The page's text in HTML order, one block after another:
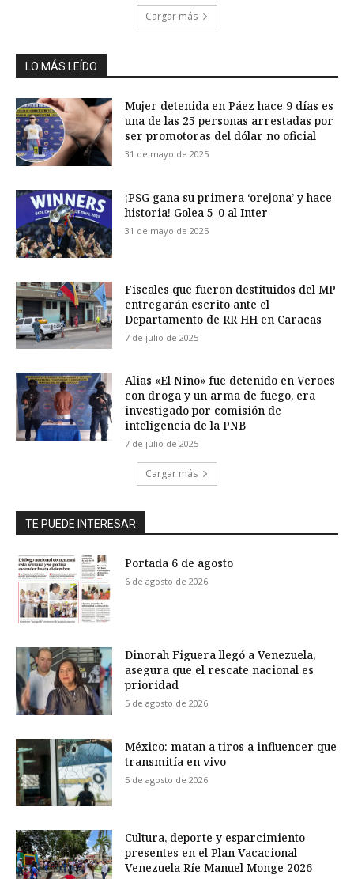
Cargar más
LO MÁS LEÍDO
Mujer detenida en Páez hace 9 días es
una de las 25 personas arrestadas por
ser promotoras del dólar no oficial
31 de mayo de 2025
¡PSG gana su primera ‘orejona’ y hace
historia! Golea 5-0 al Inter
31 de mayo de 2025
Fiscales que fueron destituidos del MP
entregarán escrito ante el
Departamento de RR HH en Caracas
7 de julio de 2025
Alias «El Niño» fue detenido en Veroes
con droga y un arma de fuego, era
investigado por comisión de
inteligencia de la PNB
7 de julio de 2025
Cargar más
TE PUEDE INTERESAR
Portada 6 de agosto
6 de agosto de 2026
Dinorah Figuera llegó a Venezuela,
asegura que el rescate nacional es
prioridad
5 de agosto de 2026
México: matan a tiros a influencer que
transmitía en vivo
5 de agosto de 2026
Cultura, deporte y esparcimiento
presentes en el Plan Vacacional
Venezuela Ríe Manuel Monge 2026